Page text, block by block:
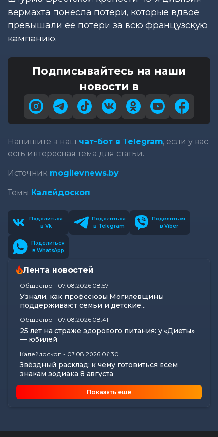
вермахта понесла потери, которые вдвое
превышали ее потери за всю французскую
кампанию.
Подписывайтесь на наши
новости в
Напишите в наш чат-бот в Telegram, если у вас
есть интересная тема для статьи.
Источник mogilevnews.by
Темы Калейдоскоп
Поделиться
в Vk
Поделиться
в Telegram
Поделиться
в Viber
Поделиться
в WhatsApp
Лента новостей
Общество - 07.08.2026 08:57
Узнали, как профсоюзы Могилевщины
поддерживают семьи и детские...
Общество - 07.08.2026 08:41
25 лет на страже здорового питания: у «Диеты»
— юбилей
Калейдоскоп - 07.08.2026 06:30
Звёздный расклад: к чему готовиться всем
знакам зодиака 8 августа
Как Могилевщина принимает молодых врачей
лучших строителей...
Показать ещё